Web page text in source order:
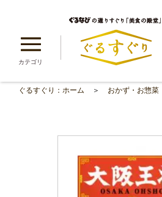
カテゴリ
ぐるすぐり：ホーム おかず・お惣菜